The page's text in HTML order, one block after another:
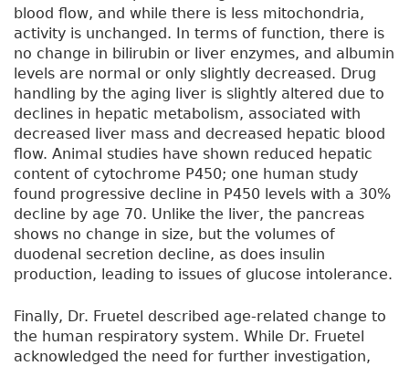
blood flow, and while there is less mitochondria,
activity is unchanged. In terms of function, there is
no change in bilirubin or liver enzymes, and albumin
levels are normal or only slightly decreased. Drug
handling by the aging liver is slightly altered due to
declines in hepatic metabolism, associated with
decreased liver mass and decreased hepatic blood
flow. Animal studies have shown reduced hepatic
content of cytochrome P450; one human study
found progressive decline in P450 levels with a 30%
decline by age 70. Unlike the liver, the pancreas
shows no change in size, but the volumes of
duodenal secretion decline, as does insulin
production, leading to issues of glucose intolerance.
Finally, Dr. Fruetel described age-related change to
the human respiratory system. While Dr. Fruetel
acknowledged the need for further investigation,